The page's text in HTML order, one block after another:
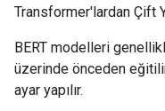
Transformer'lardan Çift
BERT modelleri
üzerinde önceden
ayar yapılır.